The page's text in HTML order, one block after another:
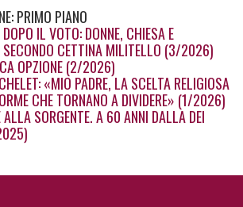
PRIMO PIANO
DOPO IL VOTO: DONNE, CHIESA E
SECONDO CETTINA MILITELLO (3/2026)
OPZIONE (2/2026)
«MIO PADRE, LA SCELTA RELIGIOSA
CHE TORNANO A DIVIDERE» (1/2026)
ALLA SORGENTE. A 60 ANNI DALLA DEI